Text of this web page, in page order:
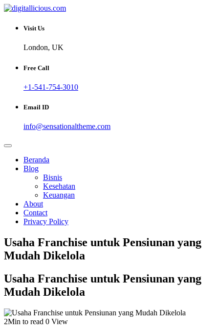
Skip
content
digitallicious.com
Sharing Digital Information
Visit Us
London, UK
Free Call
+1-541-754-3010
Email ID
info@sensationaltheme.com
Beranda
Blog
Bisnis
Kesehatan
Keuangan
About
Contact
Privacy Policy
Usaha Franchise untuk Pensiunan yang
Mudah Dikelola
Usaha Franchise untuk Pensiunan yang
Mudah Dikelola
2Min to read 0 View